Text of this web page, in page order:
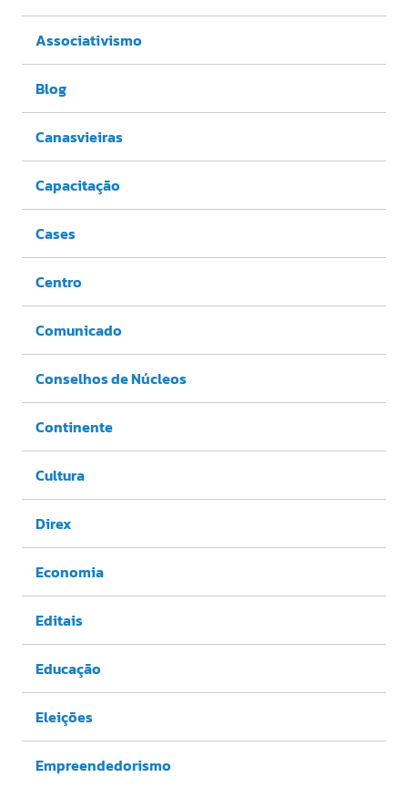
Associativismo
Blog
Canasvieiras
Capacitação
Cases
Centro
Comunicado
Conselhos de Núcleos
Continente
Cultura
Direx
Economia
Editais
Educação
Eleições
Empreendedorismo